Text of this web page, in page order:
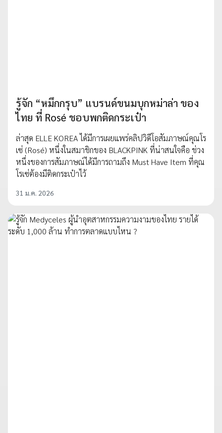
รู้จัก “หมึกกรุบ” แบรนด์ขนมบุกหม่าล่า ของ
ไทย ที่ Rosé ชอบพกติดกระเป๋า
ล่าสุด ELLE KOREA ได้มีการเผยแพร่คลิปวิดีโอสัมภาษณ์คุณโร
เซ่ (Rosé) หนึ่งในสมาชิกของ BLACKPINK ที่น่าสนใจคือ ช่วง
หนึ่งของการสัมภาษณ์ได้มีการถามถึง Must Have Item ที่คุณ
โรเซ่ต้องมีติดกระเป๋าไว้
31 ม.ค. 2026